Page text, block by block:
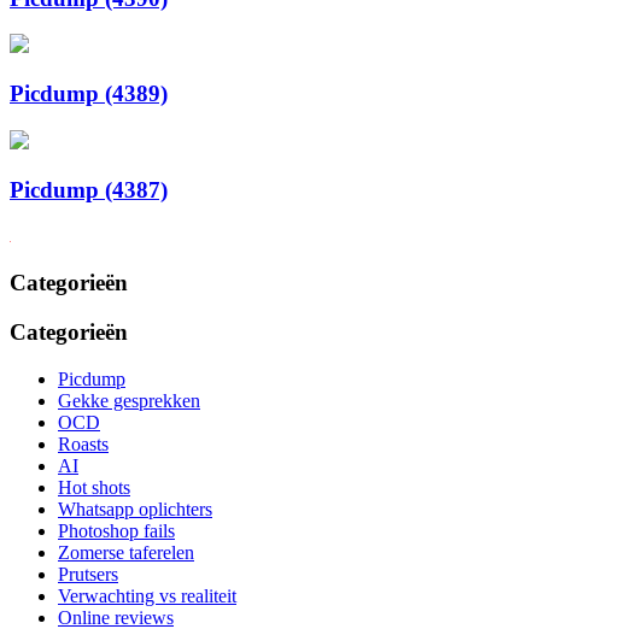
Picdump (4389)
Picdump (4387)
Categorieën
Categorieën
Picdump
Gekke gesprekken
OCD
Roasts
AI
Hot shots
Whatsapp oplichters
Photoshop fails
Zomerse taferelen
Prutsers
Verwachting vs realiteit
Online reviews